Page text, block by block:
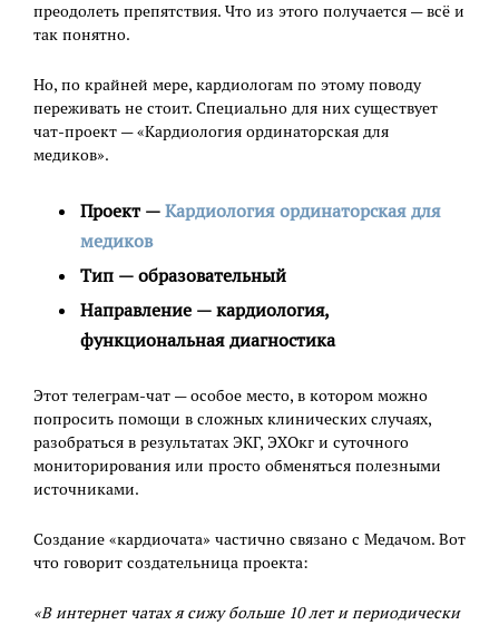
преодолеть препятствия. Что из этого получается — всё и
так понятно.
Но, по крайней мере, кардиологам по этому поводу
переживать не стоит. Специально для них существует
чат-проект — «Кардиология ординаторская для
медиков».
Проект —Кардиология ординаторская для
медиков
Тип — образовательный
Направление — кардиология,
функциональная диагностика
Этот телеграм-чат — особое место, в котором можно
попросить помощи в сложных клинических случаях,
разобраться в результатах ЭКГ, ЭХОкг и суточного
мониторирования или просто обменяться полезными
источниками.
Создание «кардиочата» частично связано с Медачом. Вот
что говорит создательница проекта:
«В интернет чатах я сижу больше 10 лет и периодически